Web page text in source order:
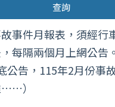
查詢
事件月報表，須經行
每隔兩個月上網公告
公告，115年2月份事
……）